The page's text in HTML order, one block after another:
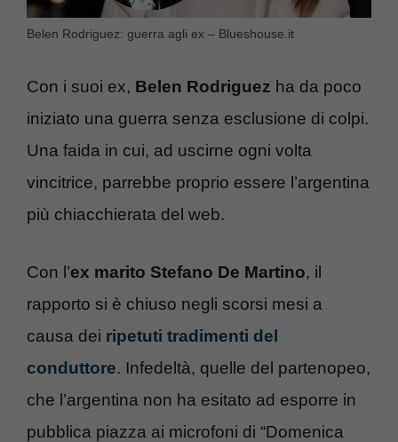
Belen Rodriguez: guerra agli ex – Blueshouse.it
Con i suoi ex, Belen Rodriguez ha da poco
iniziato una guerra senza esclusione di colpi.
Una faida in cui, ad uscirne ogni volta
vincitrice, parrebbe proprio essere l’argentina
più chiacchierata del web.
Con l’ex marito Stefano De Martino, il
rapporto si è chiuso negli scorsi mesi a
causa dei ripetuti tradimenti del
conduttore. Infedeltà, quelle del partenopeo,
che l’argentina non ha esitato ad esporre in
pubblica piazza ai microfoni di “Domenica